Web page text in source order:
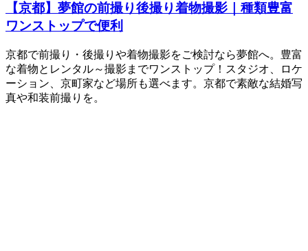
【京都】夢館の前撮り後撮り着物撮影｜種類豊富
ワンストップで便利
京都で前撮り・後撮りや着物撮影をご検討なら夢館へ。豊富
な着物とレンタル～撮影までワンストップ！スタジオ、ロケ
ーション、京町家など場所も選べます。京都で素敵な結婚写
真や和装前撮りを。